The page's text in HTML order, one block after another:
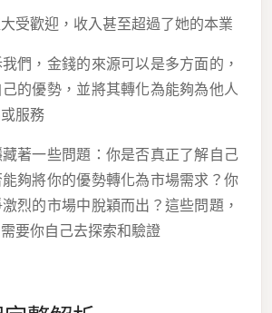
受歡迎，收入甚至超過了她的本業
們，金錢的來源可以是多方面的，
的優勢，並將其轉化為能夠為他人
服務
著一些問題：你是否真正了解自己
夠將你的優勢轉化為市場需求？你
烈的市場中脫穎而出？這些問題，
要你自己去探索和驗證